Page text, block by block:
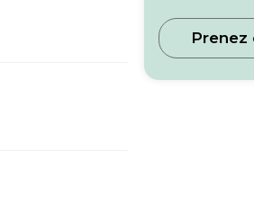
Prenez